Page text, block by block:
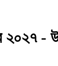
২০২৭ -